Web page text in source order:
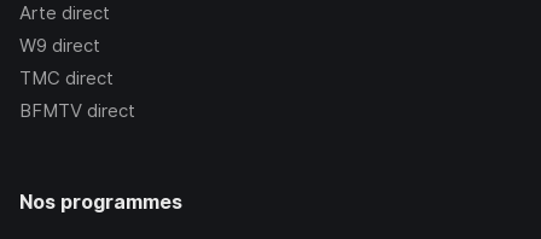
Arte direct
W9 direct
TMC direct
BFMTV direct
Nos programmes